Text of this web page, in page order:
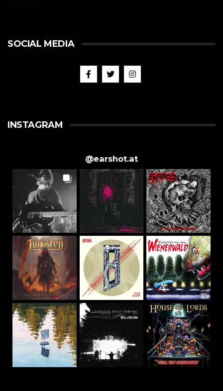
SOCIAL MEDIA
INSTAGRAM
@earshot.at